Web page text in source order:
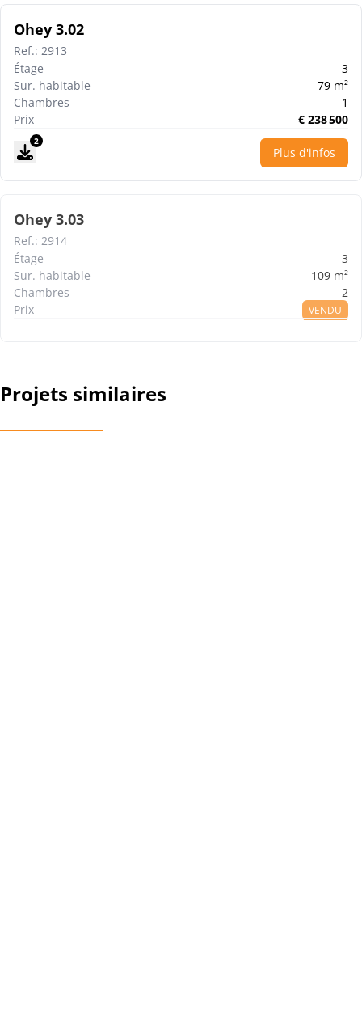
Ohey 3.02
Ref.: 2913
Étage
3
Sur. habitable
79 m²
Chambres
1
Prix
€ 238 500
2
Plus d'infos
Ohey 3.03
Ref.: 2914
Étage
3
Sur. habitable
109 m²
Chambres
2
Prix
VENDU
Projets similaires